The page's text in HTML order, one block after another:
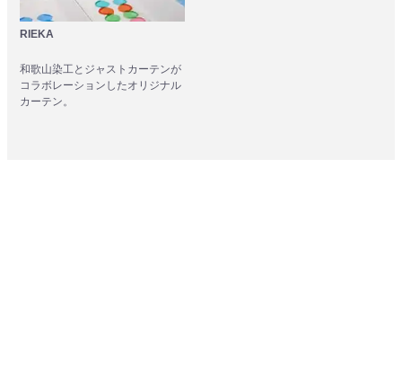
RIEKA
和歌山染工とジャストカーテンが
コラボレーションしたオリジナル
カーテン。